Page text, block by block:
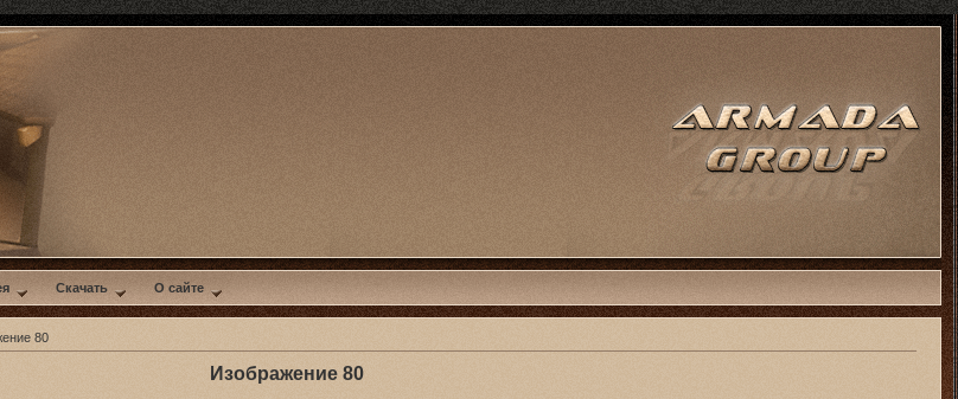
Скачать О сайте
80
Изображение 80